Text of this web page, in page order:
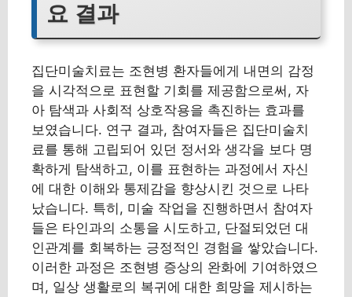
요 결과
집단미술치료는 조현병 환자들에게 내면의 감정
을 시각적으로 표현할 기회를 제공함으로써, 자
아 탐색과 사회적 상호작용을 촉진하는 효과를
보였습니다. 연구 결과, 참여자들은 집단미술치
료를 통해 고립되어 있던 정서와 생각을 보다 명
확하게 탐색하고, 이를 표현하는 과정에서 자신
에 대한 이해와 통제감을 향상시킨 것으로 나타
났습니다. 특히, 미술 작업을 진행하면서 참여자
들은 타인과의 소통을 시도하고, 단절되었던 대
인관계를 회복하는 긍정적인 경험을 쌓았습니다.
이러한 과정은 조현병 증상의 완화에 기여하였으
며, 일상 생활로의 복귀에 대한 희망을 제시하는